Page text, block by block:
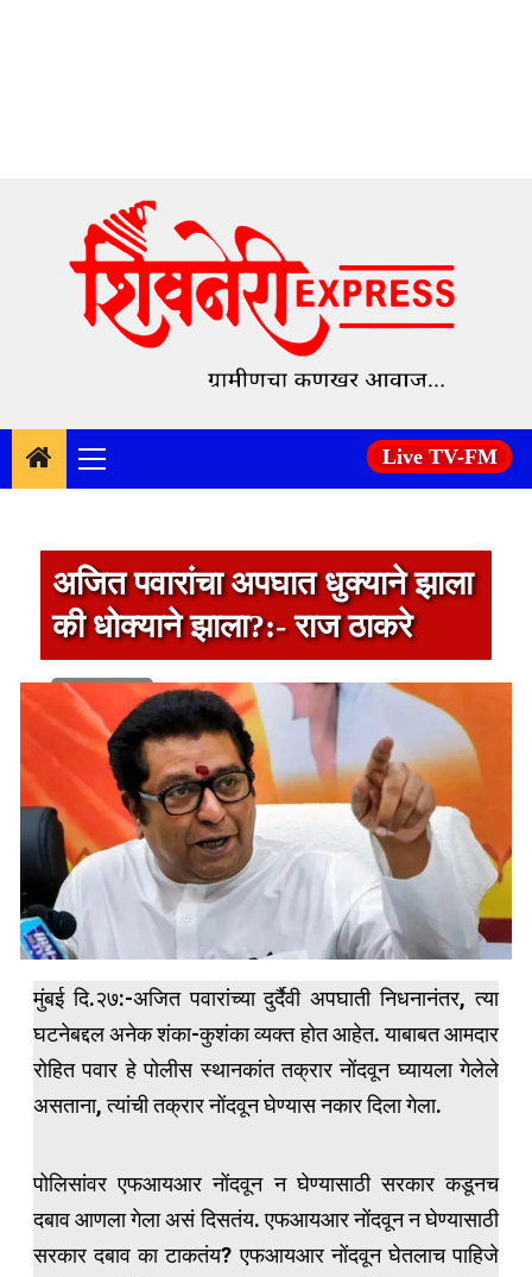
content
Primary
Menu
Live TV-FM
अजित पवारांचा अपघात धुक्याने झाला
की धोक्याने झाला?:- राज ठाकरे
1 min read
मुंबई दि.२७:-अजित पवारांच्या दुर्दैवी अपघाती निधनानंतर, त्या
घटनेबद्दल अनेक शंका-कुशंका व्यक्त होत आहेत. याबाबत आमदार
रोहित पवार हे पोलीस स्थानकांत तक्रार नोंदवून घ्यायला गेलेले
असताना, त्यांची तक्रार नोंदवून घेण्यास नकार दिला गेला.
पोलिसांवर एफआयआर नोंदवून न घेण्यासाठी सरकार कडूनच
दबाव आणला गेला असं दिसतंय. एफआयआर नोंदवून न घेण्यासाठी
सरकार दबाव का टाकतंय? एफआयआर नोंदवून घेतलाच पाहिजे